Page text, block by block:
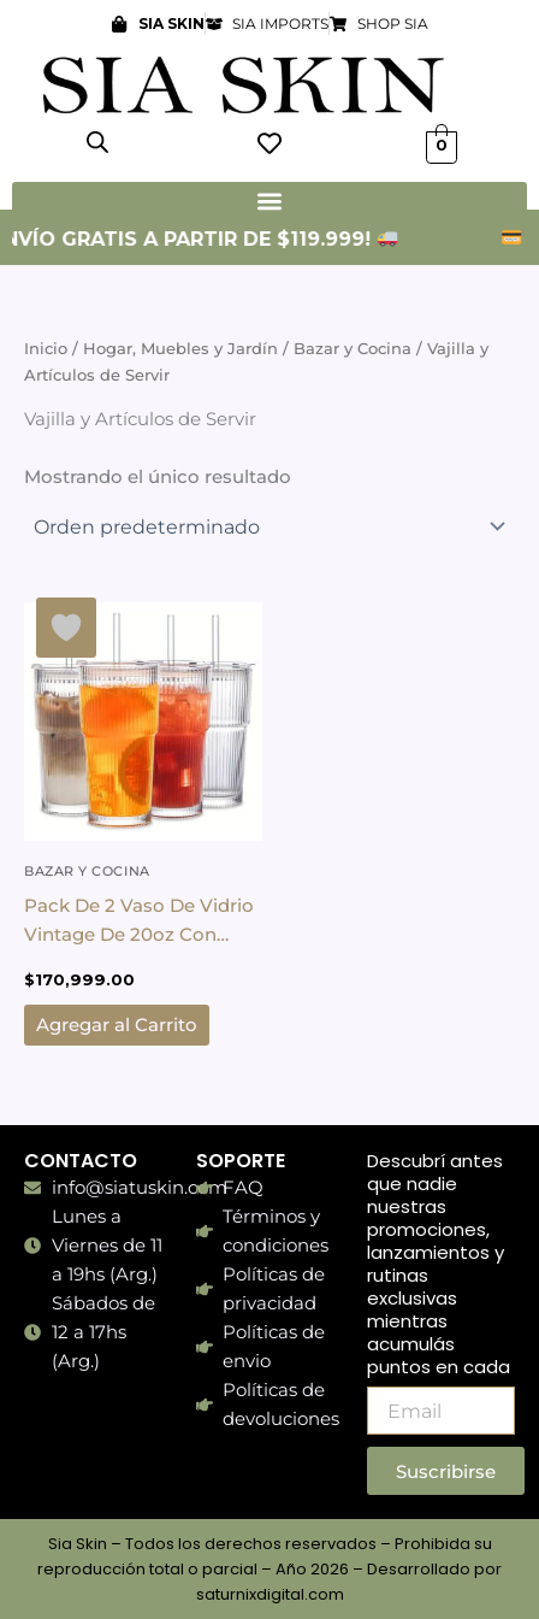
contenido
SIA SKIN SIA IMPORTS SHOP SIA
0
GRATIS A PARTIR DE $119.999! 3
Inicio / Hogar, Muebles y Jardín / Bazar y Cocina / Vajilla y
Artículos de Servir
Vajilla y Artículos de Servir
Mostrando el único resultado
BAZAR Y COCINA
Pack De 2 Vaso De Vidrio
Vintage De 20oz Con
$170,999.00
Agregar al Carrito
CONTACTO
info@siatuskin.com
Lunes a
Viernes de 11
a 19hs (Arg.)
Sábados de
12 a 17hs
(Arg.)
SOPORTE
FAQ
Términos y
condiciones
Políticas de
privacidad
Políticas de
envio
Políticas de
devoluciones
Descubrí antes
que nadie
nuestras
promociones,
lanzamientos y
rutinas
exclusivas
mientras
acumulás
puntos en cada
compra.
Suscribirse
Sia Skin – Todos los derechos reservados – Prohibida su
reproducción total o parcial – Año 2026 – Desarrollado por
saturnixdigital.com